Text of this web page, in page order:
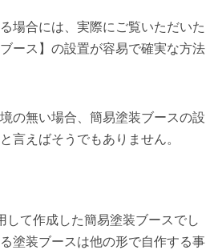
場合には、実際にご覧いただいた
ース】の設置が容易で確実な方法
の無い場合、簡易塗装ブースの設
言えばそうでもありません。
して作成した簡易塗装ブースでし
塗装ブースは他の形で自作する事